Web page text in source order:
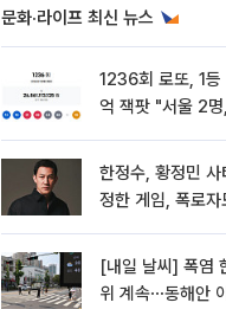
문화·라이프 최신 뉴스
1236회 로또, 1
억 잭팟 "서울 2
한정수, 황정민
정한 게임, 폭로
[내일 날씨] 폭염
위 계속⋯동해안